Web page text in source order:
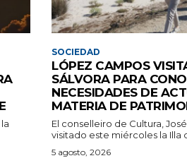
SOCIEDAD
LÓPEZ CAMPOS
SÁLVORA PARA
NECESIDADES DE
MATERIA DE
El conselleiro de Cultura,
visitado este miércoles la Illa
5 agosto, 2026